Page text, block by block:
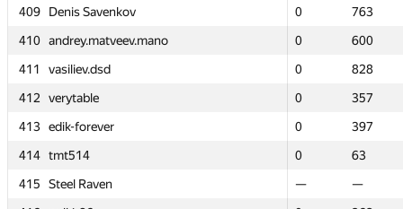
409
Denis Savenkov 0
763
410 andrey.matveev.mano 0
600
411
vasiliev.dsd 0
828
412
verytable 0
357
413 edik-forever 0
397
414 tmt514 0
63
415
Steel Raven —
—
409
Denis Savenkov 0
763
410 andrey.matveev.mano 0
600
411
vasiliev.dsd 0
828
412
verytable 0
357
413 edik-forever 0
397
414 tmt514 0
63
415
Steel Raven —
—